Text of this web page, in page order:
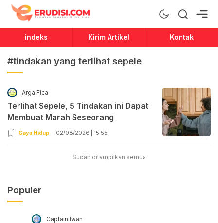
Erudisi
Temukan Jawaban dan Inspirasi
indeks Kirim Artikel Kontak
#tindakan yang terlihat sepele
Arga Fica
Terlihat Sepele, 5 Tindakan ini Dapat
Membuat Marah Seseorang
Gaya Hidup 02/08/2026 | 15:55
Sudah ditampilkan semua
Populer
Captain Iwan